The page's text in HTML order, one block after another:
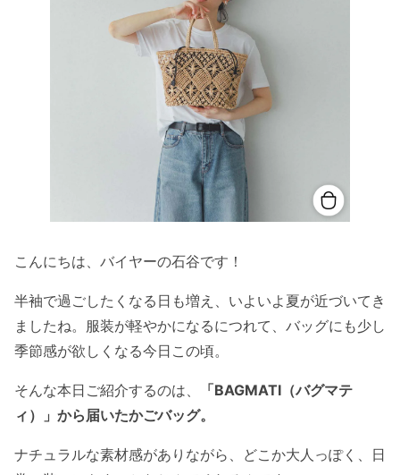
こんにちは、バイヤーの石谷です！
半袖で過ごしたくなる日も増え、いよいよ夏が近づいてき
ましたね。服装が軽やかになるにつれて、バッグにも少し
季節感が欲しくなる今日この頃。
そんな本日ご紹介するのは、
「BAGMATI（バグマテ
ィ）」から届いたかごバッグ。
ナチュラルな素材感がありながら、どこか大人っぽく、日